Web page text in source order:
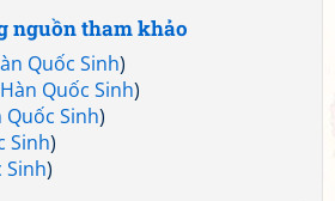
nguồn tham khảo
Quốc Sinh)
Hàn Quốc Sinh)
Quốc Sinh)
Sinh)
Sinh)